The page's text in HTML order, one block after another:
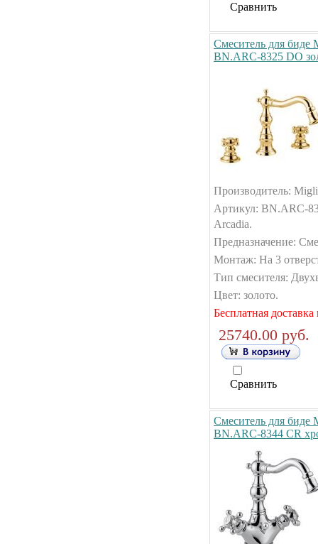
Сравнить
Смеситель для биде
BN.ARC-8325 DO
Производитель:
Артикул: BN.ARC-
Arcadia.
Предназначение:
Монтаж: На 3
Тип смесителя:
Цвет: золото.
Бесплатная
25740.00 руб.
Сравнить
Смеситель для биде
BN.ARC-8344 CR